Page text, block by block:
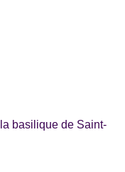
basilique de Saint-